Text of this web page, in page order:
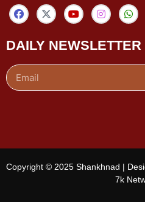
DAILY NEWSLETTER
Copyright © 2025 Shankhnad |
7k